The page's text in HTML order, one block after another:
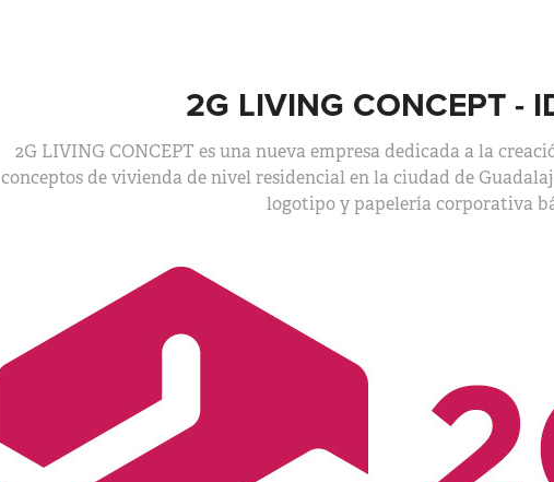
2G LIVING CONCEPT -
2G LIVING CONCEPT es una nueva empresa dedicada a la
conceptos de vivienda de nivel residencial en la ciudad de
logotipo y papelería corporativa